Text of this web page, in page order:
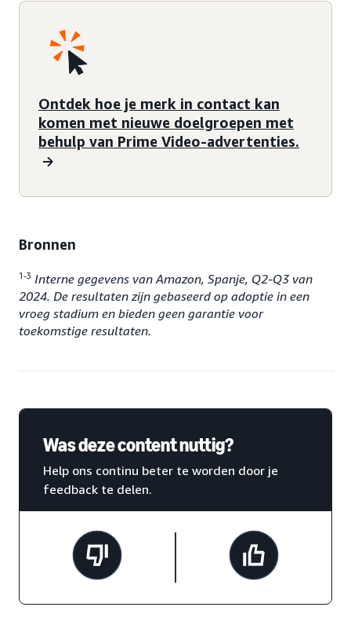
Ontdek hoe je merk in contact kan
komen met nieuwe doelgroepen met
behulp van Prime Video-advertenties.
Bronnen
1-3 Interne gegevens van Amazon, Spanje, Q2-Q3 van
2024. De resultaten zijn gebaseerd op adoptie in een
vroeg stadium en bieden geen garantie voor
toekomstige resultaten.
Was deze content nuttig?
Help ons continu beter te worden door je
feedback te delen.